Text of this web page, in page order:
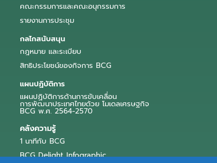
คณะกรรมการและคณะอนุกรรมการ
รายงานการประชุม
กลไกสนับสนุน
กฎหมาย และระเบียบ
สิทธิประโยชน์ของกิจการ BCG
แผนปฏิบัติการ
แผนปฏิบัติการด้านการขับเคลื่อน
การพัฒนาประเทศไทยด้วย โมเดลเศรษฐกิจ
BCG พ.ศ. 2564-2570
คลังความรู้
1 นาทีกับ BCG
BCG Delight Infographic